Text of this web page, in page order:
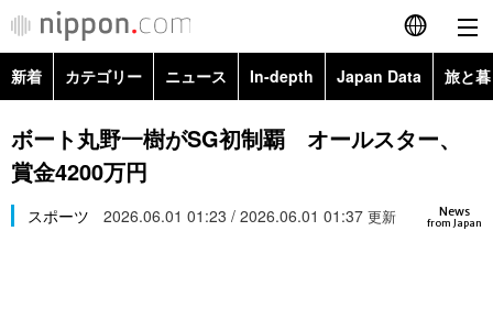
English
简体字
カテゴリー
新着 カテゴリー ニュース In-depth Japan Data 旅と
政治・外交
経済・ビジネス
Topics
ボート丸野一樹がSG初制覇 オールスター、
賞金4200万円
News
from Japan
スポーツ 2026.06.01 01:23 / 2026.06.01 01:37 更新